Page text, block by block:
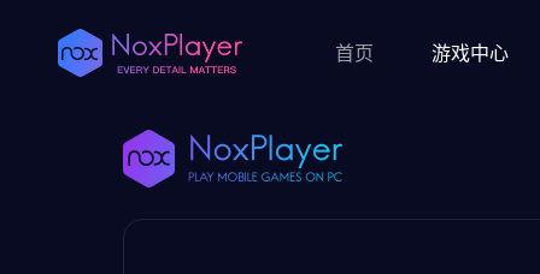
首页 游戏中心